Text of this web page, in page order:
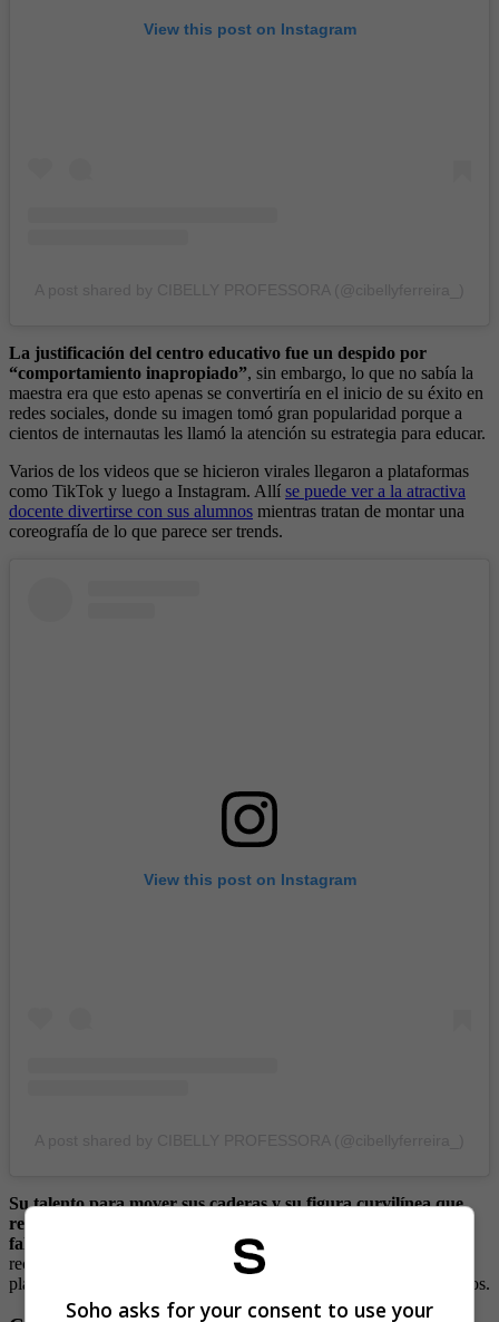
View this post on Instagram
La justificación del centro educativo fue un despido por
“comportamiento inapropiado”, sin embargo, lo que no sabía la
maestra era que esto apenas se convertiría en el inicio de su éxito en
redes sociales, donde su imagen tomó gran popularidad porque a
cientos de internautas les llamó la atención su estrategia para educar.
Varios de los videos que se hicieron virales llegaron a plataformas
como TikTok y luego a Instagram. Allí se puede ver a la atractiva
docente divertirse con sus alumnos mientras tratan de montar una
coreografía de lo que parece ser trends.
View this post on Instagram
Su talento para mover sus caderas y su figura curvilínea que
resaltaba en clases vistiendo suéteres y pantalones ajustados o
faldas cortas,
fueron claves para cautivar a los cibernautas y tras
recibir su apoyo animarse a abrir su propia cuenta en OnlyFans,
plataforma enfocada en el contenido de entretenimiento para adultos.
Soho asks for your consent to use your